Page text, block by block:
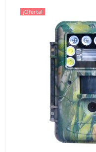
¡Oferta!